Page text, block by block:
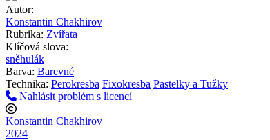
Autor:
Konstantin Chakhirov
Rubrika: Zvířata
Klíčová slova:
sněhulák
Barva: Barevné
Technika: Perokresba Fixokresba Pastelky a Tužky
Nahlásit problém s licencí
Konstantin Chakhirov
2024